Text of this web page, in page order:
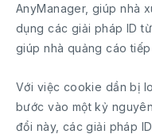
AnyManager, giúp nhà
dụng các giải pháp ID
giúp nhà quảng cáo
Với việc cookie dần bị
bước vào một kỷ
đổi này, các giải pháp